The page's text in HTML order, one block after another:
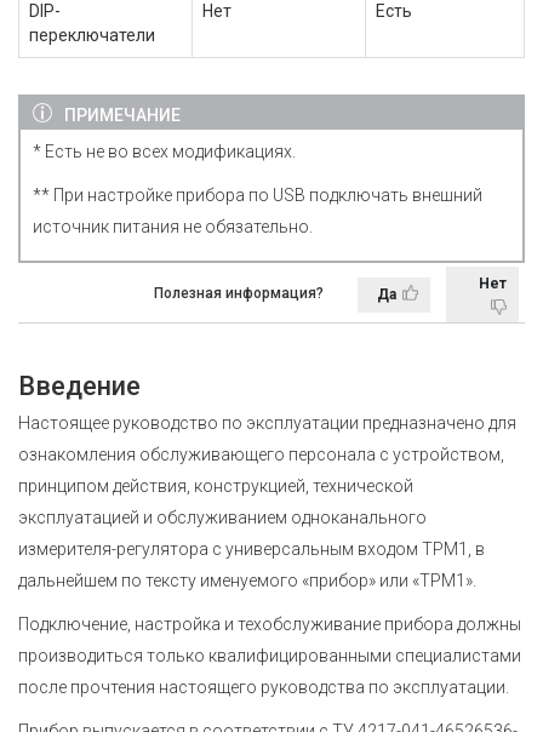
DIP-
переключатели
Нет Есть
ПРИМЕЧАНИЕ
* Есть не во всех модификациях.
** При настройке прибора по USB подключать внешний
источник питания не обязательно.
Полезная информация? Да
Нет
Введение
Настоящее руководство по эксплуатации предназначено для
ознакомления обслуживающего персонала с устройством,
принципом действия, конструкцией, технической
эксплуатацией и обслуживанием одноканального
измерителя-регулятора с универсальным входом ТРМ1, в
дальнейшем по тексту именуемого «прибор» или «ТРМ1».
Подключение, настройка и техобслуживание прибора должны
производиться только квалифицированными специалистами
после прочтения настоящего руководства по эксплуатации.